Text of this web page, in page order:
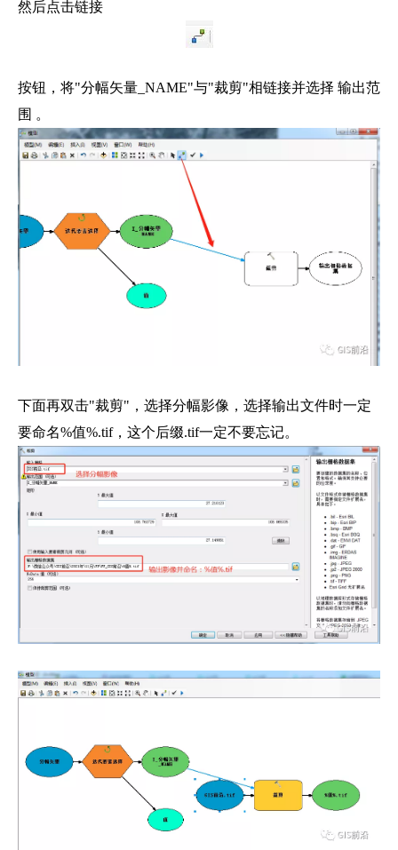
然后点击链接
按钮，将"分幅矢量_NAME"与"裁剪"相链接并选择 输出范
围 。
下面再双击"裁剪"，选择分幅影像，选择输出文件时一定
要命名%值%.tif，这个后缀.tif一定不要忘记。